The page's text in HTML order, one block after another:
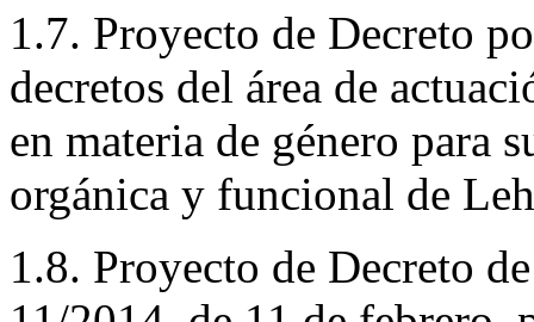
1.7. Proyecto de Decreto
decretos del área de
en materia de género para
orgánica y funcional de
1.8. Proyecto de Decreto